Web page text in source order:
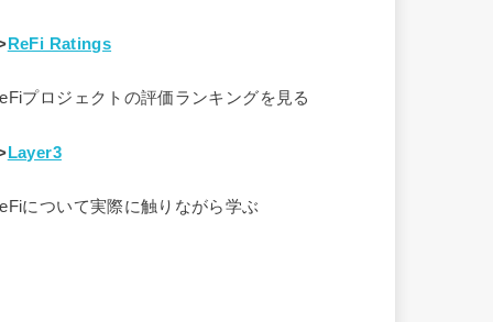
ReFi Ratings
プロジェクトの評価ランキングを見る
Layer3
について実際に触りながら学ぶ